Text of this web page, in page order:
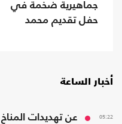
جماهيرية ضخمة في
حفل تقديم محمد
أخبار الساعة
05:22 عن تهديدات